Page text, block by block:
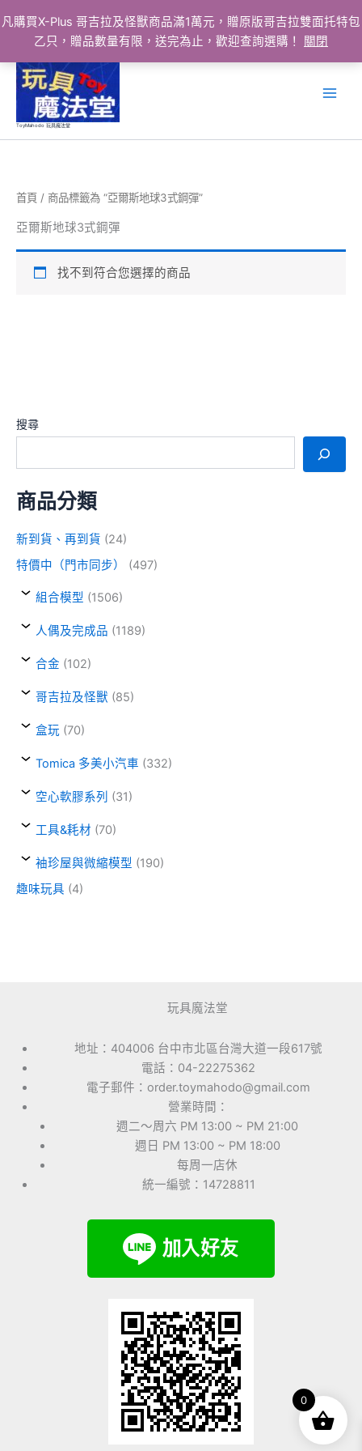
凡購買X-Plus 哥吉拉及怪獸商品滿1萬元，贈原版哥吉拉雙面托特包
乙只，贈品數量有限，送完為止，歡迎查詢選購！
關閉
ToyMahodo 玩具魔法堂
搜尋
商品分類
新到貨、再到貨 (24)
特價中（門市同步）
(497)
組合模型 (1506)
人偶及完成品 (1189)
合金 (102)
哥吉拉及怪獸 (85)
盒玩 (70)
Tomica 多美小汽車 (332)
空心軟膠系列 (31)
工具&耗材 (70)
袖珍屋與微縮模型 (190)
趣味玩具 (4)
首頁 / 商品標籤為 “亞爾斯地球3式鋼彈”
亞爾斯地球3式鋼彈
找不到符合您選擇的商品
玩具魔法堂
地址：404006 台中市北區台灣大道一段617號
電話：04-22275362
電子郵件：order.toymahodo@gmail.com
營業時間：
週二～周六 PM 13:00 ~ PM 21:00
週日 PM 13:00 ~ PM 18:00
每周一店休
統一編號：14728811
0